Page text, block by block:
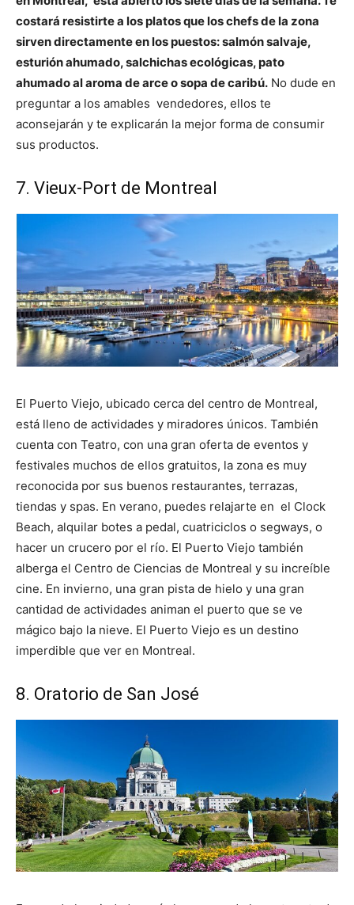
costará resistirte a los platos que los chefs de la zona
sirven directamente en los puestos: salmón salvaje,
esturión ahumado, salchichas ecológicas, pato
ahumado al aroma de arce o sopa de caribú. No dude en
preguntar a los amables vendedores, ellos te
aconsejarán y te explicarán la mejor forma de consumir
sus productos.
7. Vieux-Port de Montreal
El Puerto Viejo, ubicado cerca del centro de Montreal,
está lleno de actividades y miradores únicos. También
cuenta con Teatro, con una gran oferta de eventos y
festivales muchos de ellos gratuitos, la zona es muy
reconocida por sus buenos restaurantes, terrazas,
tiendas y spas. En verano, puedes relajarte en el Clock
Beach, alquilar botes a pedal, cuatriciclos o segways, o
hacer un crucero por el río. El Puerto Viejo también
alberga el Centro de Ciencias de Montreal y su increíble
cine. En invierno, una gran pista de hielo y una gran
cantidad de actividades animan el puerto que se ve
mágico bajo la nieve. El Puerto Viejo es un destino
imperdible que ver en Montreal.
8. Oratorio de San José